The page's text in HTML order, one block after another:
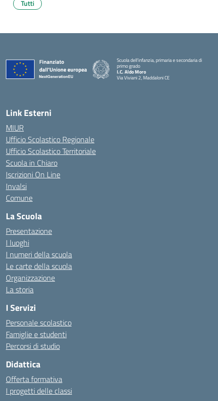
Tutti
Scuola dell’infanzia, primaria e secondaria di
primo grado
I.C. Aldo Moro
Via Viviani 2, Maddaloni CE
Link Esterni
MIUR
Ufficio Scolastico Regionale
Ufficio Scolastico Territoriale
Scuola in Chiaro
Iscrizioni On Line
Invalsi
Comune
La Scuola
Presentazione
I luoghi
I numeri della scuola
Le carte della scuola
Organizzazione
La storia
I Servizi
Personale scolastico
Famiglie e studenti
Percorsi di studio
Didattica
Offerta formativa
I progetti delle classi